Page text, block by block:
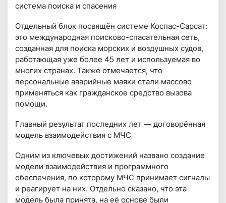
система поиска и спасения
Отдельный блок посвящён системе Коспас-Сарсат:
это международная поисково-спасательная сеть,
созданная для поиска морских и воздушных судов,
работающая уже более 45 лет и используемая во
многих странах. Также отмечается, что
персональные аварийные маяки стали массово
применяться как гражданское средство вызова
помощи.
Главный результат последних лет — договорённая
модель взаимодействия с МЧС
Одним из ключевых достижений названо создание
модели взаимодействия и программного
обеспечения, по которому МЧС принимает сигналы
и реагирует на них. Отдельно сказано, что эта
модель была принята, на её основе были